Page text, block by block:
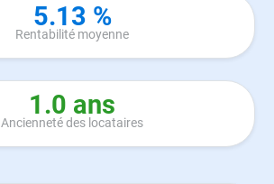
5.13 %
Rentabilité moyenne
1.0 ans
Ancienneté des locataires